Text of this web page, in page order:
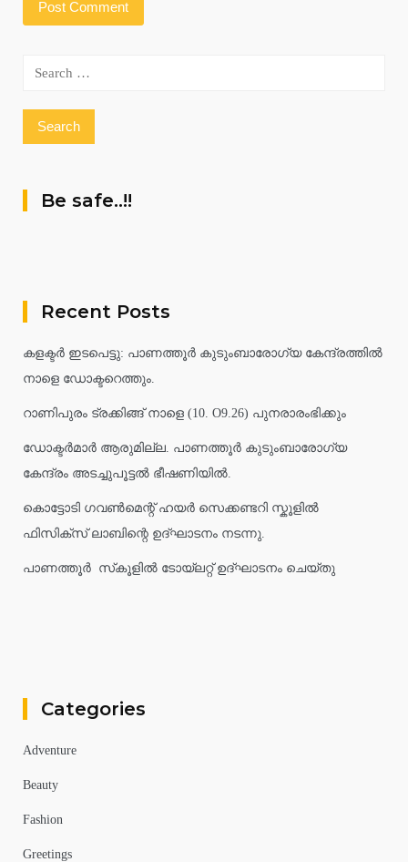
Search
Be safe..!!
Recent Posts
കളക്ടർ ഇടപെട്ടു: പാണത്തൂർ കുടുംബാരോഗ്യ കേന്ദ്രത്തിൽ
നാളെ ഡോക്ടറെത്തും.
റാണിപുരം ട്രക്കിങ്ങ് നാളെ (10. O9.26) പുനരാരംഭിക്കും
ഡോക്ടർമാർ ആരുമില്ല. പാണത്തൂർ കുടുംബാരോഗ്യ
കേന്ദ്രം അടച്ചുപൂട്ടൽ ഭീഷണിയിൽ.
കൊട്ടോടി ഗവൺമെന്റ് ഹയർ സെക്കണ്ടറി സ്കൂളിൽ
ഫിസിക്സ് ലാബിന്റെ ഉദ്ഘാടനം നടന്നു.
പാണത്തൂർ സ്‌കൂളിൽ ടോയ്ലറ്റ് ഉദ്ഘാടനം ചെയ്തു
Categories
Adventure
Beauty
Fashion
Greetings